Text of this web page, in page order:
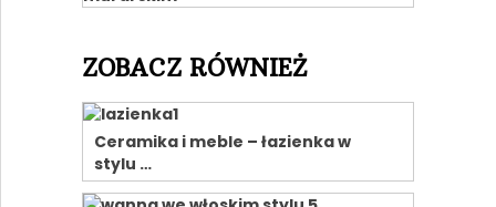
ZOBACZ RÓWNIEŻ
Ceramika i meble – łazienka w
stylu …